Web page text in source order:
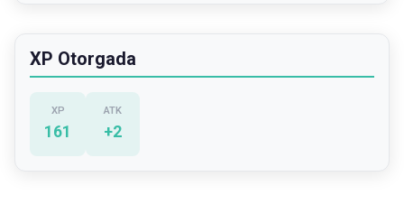
XP Otorgada
XP
161
ATK
+2